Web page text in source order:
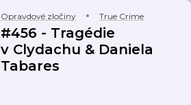
Opravdové zločiny True Crime
#456 - Tragédie
v Clydachu & Daniela
Tabares